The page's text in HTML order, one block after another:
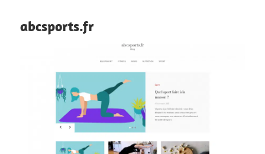
abcsports.fr